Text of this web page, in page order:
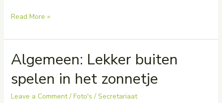
Algemeen:
Pasen
Read More »
Algemeen: Lekker buiten
spelen in het zonnetje
Leave a Comment / Foto's / Secretariaat